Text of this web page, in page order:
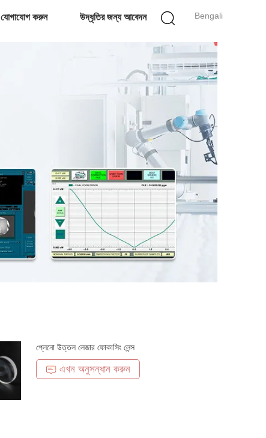
Bengali
যোগাযোগ করুন উদ্ধৃতির জন্য আবেদন
প্লেনো উত্তল লেজার ফোকাসিং লেন্স
এখন অনুসন্ধান করুন